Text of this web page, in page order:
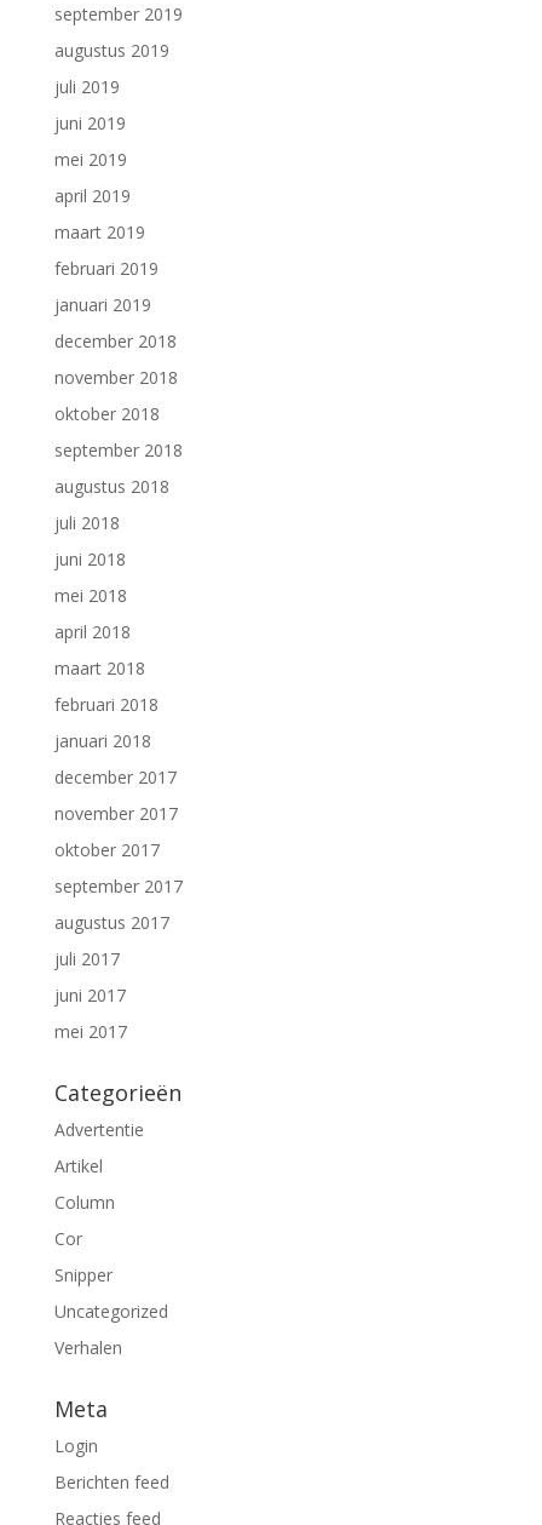
september 2019
augustus 2019
juli 2019
juni 2019
mei 2019
april 2019
maart 2019
februari 2019
januari 2019
december 2018
november 2018
oktober 2018
september 2018
augustus 2018
juli 2018
juni 2018
mei 2018
april 2018
maart 2018
februari 2018
januari 2018
december 2017
november 2017
oktober 2017
september 2017
augustus 2017
juli 2017
juni 2017
mei 2017
Categorieën
Advertentie
Artikel
Column
Cor
Snipper
Uncategorized
Verhalen
Meta
Login
Berichten feed
Reacties feed